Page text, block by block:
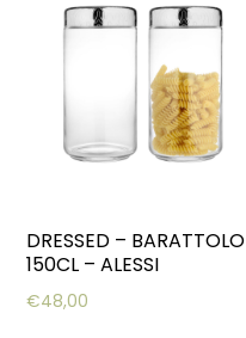
DRESSED – BARATTOLO
150CL – ALESSI
€48,00